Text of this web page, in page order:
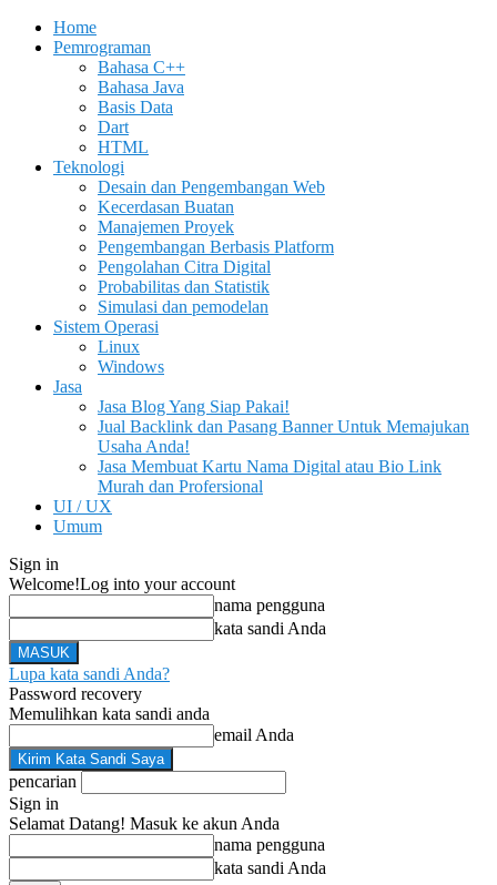
Home
Pemrograman
Bahasa C++
Bahasa Java
Basis Data
Dart
HTML
Teknologi
Desain dan Pengembangan Web
Kecerdasan Buatan
Manajemen Proyek
Pengembangan Berbasis Platform
Pengolahan Citra Digital
Probabilitas dan Statistik
Simulasi dan pemodelan
Sistem Operasi
Linux
Windows
Jasa
Jasa Blog Yang Siap Pakai!
Jual Backlink dan Pasang Banner Untuk Memajukan
Usaha Anda!
Jasa Membuat Kartu Nama Digital atau Bio Link
Murah dan Profersional
UI / UX
Umum
Sign in
Welcome!Log into your account
nama pengguna
kata sandi Anda
Lupa kata sandi Anda?
Password recovery
Memulihkan kata sandi anda
email Anda
pencarian
Sign in
Selamat Datang! Masuk ke akun Anda
nama pengguna
kata sandi Anda